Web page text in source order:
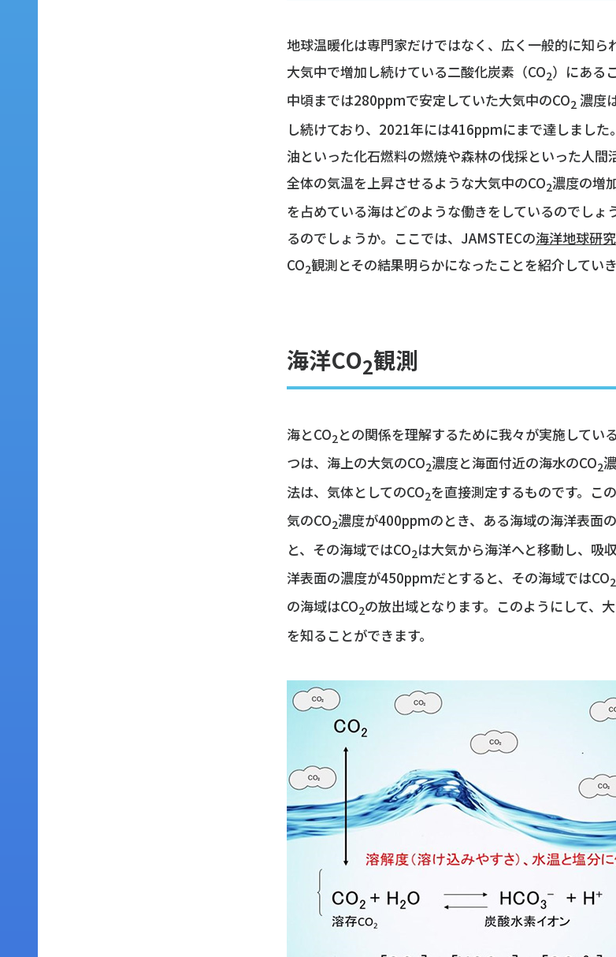
地球温暖化は専門家だけではなく、広く一般的に知ら
大気中で増加し続けている二酸化炭素（CO2）にある
中頃までは280ppmで安定していた大気中のCO2 濃度
し続けており、2021年には416ppmにまで達しまし
油といった化石燃料の燃焼や森林の伐採といった人間
全体の気温を上昇させるような大気中のCO2濃度の増
を占めている海はどのような働きをしているのでしょ
るのでしょうか。ここでは、JAMSTECの海洋地球研
CO2観測とその結果明らかになったことを紹介していき
海洋CO2観測
海とCO2との関係を理解するために我々が実施してい
つは、海上の大気のCO2濃度と海面付近の海水のCO2
法は、気体としてのCO2を直接測定するものです。こ
気のCO2濃度が400ppmのとき、ある海域の海洋表面
と、その海域ではCO2は大気から海洋へと移動し、吸
洋表面の濃度が450ppmだとすると、その海域ではCO2
の海域はCO2の放出域となります。このようにして、
を知ることができます。